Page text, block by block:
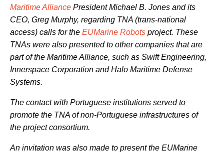
Maritime Alliance President Michael B. Jones and its
CEO, Greg Murphy, regarding TNA (trans-national
access) calls for the EUMarine Robots project. These
TNAs were also presented to other companies that are
part of the Maritime Alliance, such as Swift Engineering,
Innerspace Corporation and Halo Maritime Defense
Systems.
The contact with Portuguese institutions served to
promote the TNA of non-Portuguese infrastructures of
the project consortium.
An invitation was also made to present the EUMarine